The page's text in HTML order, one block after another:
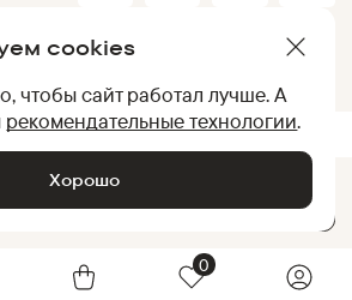
0
cookies
чтобы сайт работал лучше. А
рекомендательные технологии.
Хорошо
331c7a6c0266